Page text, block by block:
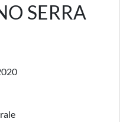
SERRA